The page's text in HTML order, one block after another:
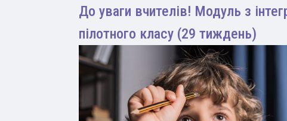
До уваги вчителів! Модуль з
пілотного класу (29 тиждень)